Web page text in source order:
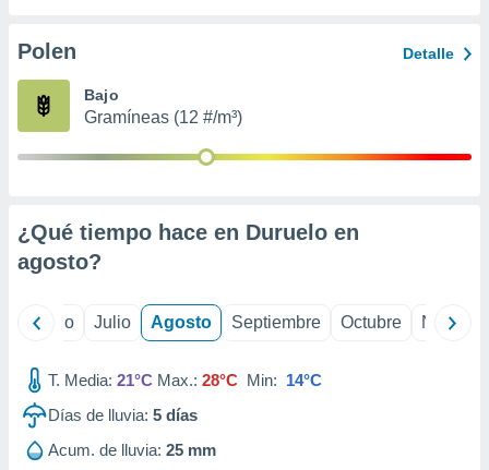
e
mediante
de
1199
Polen Detalle
Bajo
Gramíneas (12 #/m³)
¿Qué tiempo hace en Duruelo en
agosto?
Junio Julio Agosto Septiembre Octubre
T. Media: 21°C Max.: 28°C Min: 14°C
Días de lluvia: 5 días
Acum. de lluvia: 25 mm